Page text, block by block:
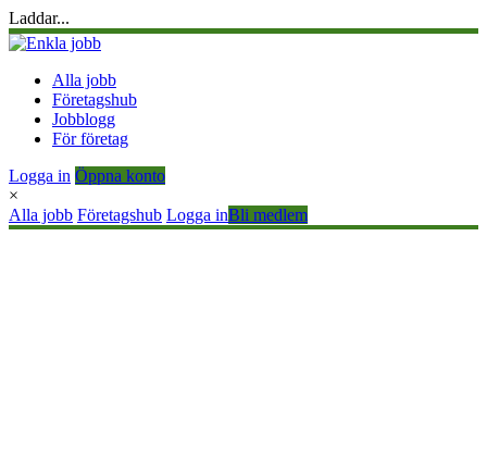
Laddar...
Alla jobb
Företagshub
Jobblogg
För företag
Logga in Öppna konto
×
Alla jobb Företagshub Logga inBli medlem